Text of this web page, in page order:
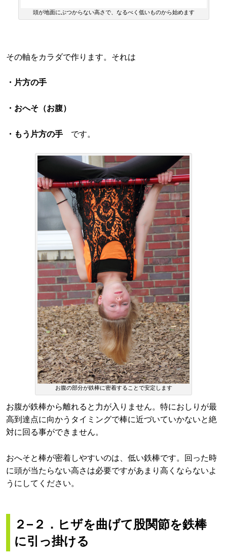
頭が地面にぶつからない高さで、なるべく低いものから始めます
その軸をカラダで作ります。それは
・片方の手
・おへそ（お腹）
・もう片方の手 です。
お腹の部分が鉄棒に密着することで安定します
お腹が鉄棒から離れると力が入りません。特におしりが最
高到達点に向かうタイミングで棒に近づいていかないと絶
対に回る事ができません。
おへそと棒が密着しやすいのは、低い鉄棒です。回った時
に頭が当たらない高さは必要ですがあまり高くならないよ
うにしてください。
２−２．ヒザを曲げて股関節を鉄棒
に引っ掛ける